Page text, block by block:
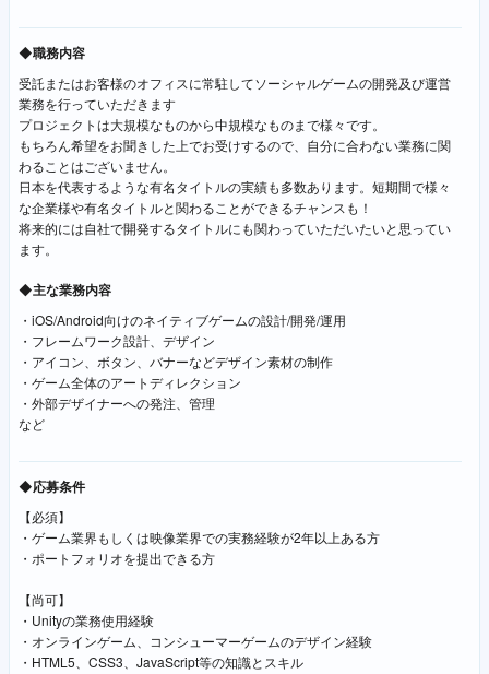
◆職務内容
受託またはお客様のオフィスに常駐してソーシャルゲームの開発及び運営
業務を行っていただきます
プロジェクトは大規模なものから中規模なものまで様々です。
もちろん希望をお聞きした上でお受けするので、自分に合わない業務に関
わることはございません。
日本を代表するような有名タイトルの実績も多数あります。短期間で様々
な企業様や有名タイトルと関わることができるチャンスも！
将来的には自社で開発するタイトルにも関わっていただいたいと思ってい
ます。
◆主な業務内容
・iOS/Android向けのネイティブゲームの設計/開発/運用
・フレームワーク設計、デザイン
・アイコン、ボタン、バナーなどデザイン素材の制作
・ゲーム全体のアートディレクション
・外部デザイナーへの発注、管理
など
◆応募条件
【必須】
・ゲーム業界もしくは映像業界での実務経験が2年以上ある方
・ポートフォリオを提出できる方
【尚可】
・Unityの業務使用経験
・オンラインゲーム、コンシューマーゲームのデザイン経験
・HTML5、CSS3、JavaScript等の知識とスキル